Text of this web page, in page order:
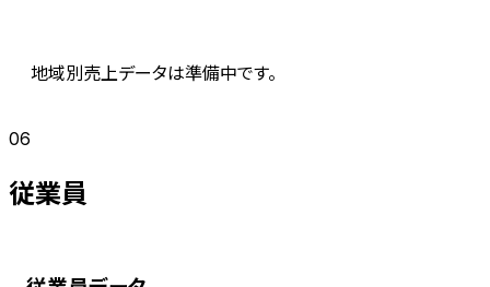
地域別売上データは準備中です。
06
従業員